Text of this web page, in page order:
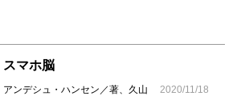
スマホ脳
アンデシュ・ハンセン／著、久山
2020/11/18